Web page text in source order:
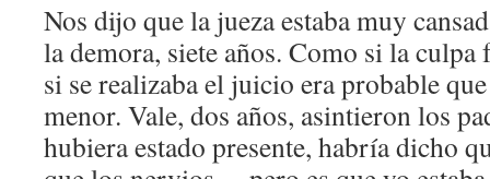
Nos dijo que la jueza estaba muy
la demora, siete años. Como si la
si se realizaba el juicio era probable
menor. Vale, dos años, asintieron los
hubiera estado presente, habría dicho